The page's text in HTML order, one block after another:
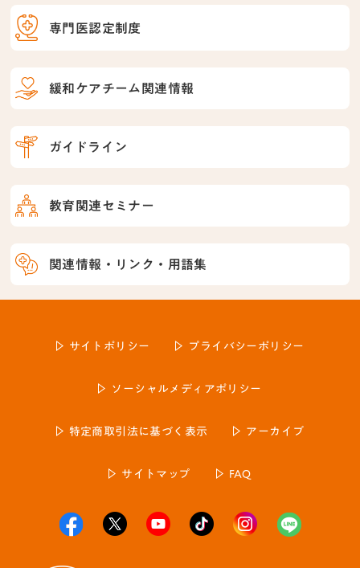
専門医認定制度
緩和ケアチーム関連情報
ガイドライン
教育関連セミナー
関連情報・リンク・用語集
サイトポリシー プライバシーポリシー
ソーシャルメディアポリシー
特定商取引法に基づく表示 アーカイブ
サイトマップ FAQ